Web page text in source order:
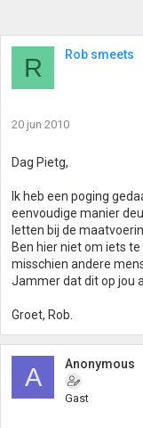
R Rob smeets
20 jun 2010
Dag Pietg,
Ik heb een poging
eenvoudige manier
letten bij de
Ben hier niet om iets
misschien andere
Jammer dat dit op jou
Groet, Rob.
A Anonymous
Gast